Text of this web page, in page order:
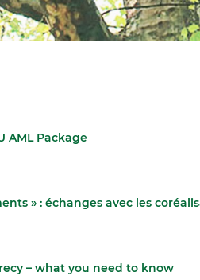
AML Package
» : échanges avec les
– what you need to know